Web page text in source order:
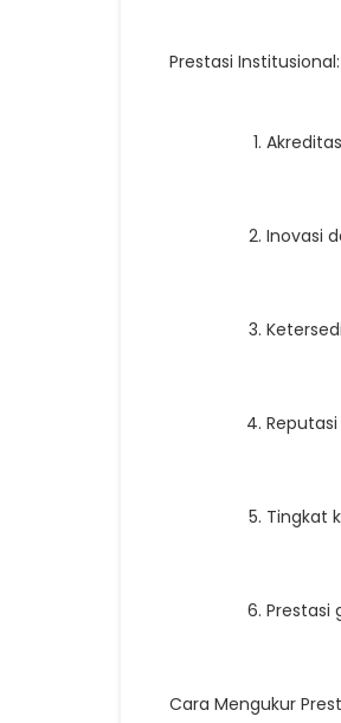
Prestasi
Inovasi
Tingkat
Prestasi
Cara Mengukur